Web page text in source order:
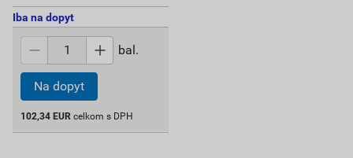
Iba na dopyt
bal.
Na dopyt
102,34 EUR celkom s DPH